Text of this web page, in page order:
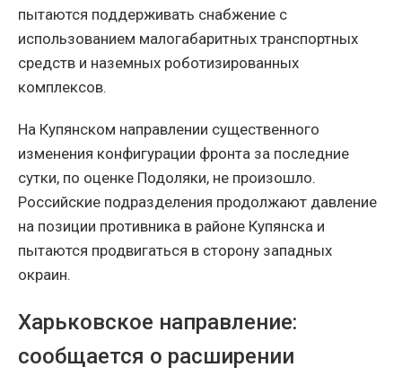
пытаются поддерживать снабжение с
использованием малогабаритных транспортных
средств и наземных роботизированных
комплексов.
На Купянском направлении существенного
изменения конфигурации фронта за последние
сутки, по оценке Подоляки, не произошло.
Российские подразделения продолжают давление
на позиции противника в районе Купянска и
пытаются продвигаться в сторону западных
окраин.
Харьковское направление:
сообщается о расширении